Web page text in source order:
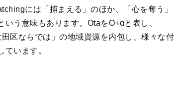
には「捕まえる」のほか、「心を奪う」
いう意味もあります。OtaをO+αと表し、
田区ならでは」の地域資源を内包し、様々な付
ています。